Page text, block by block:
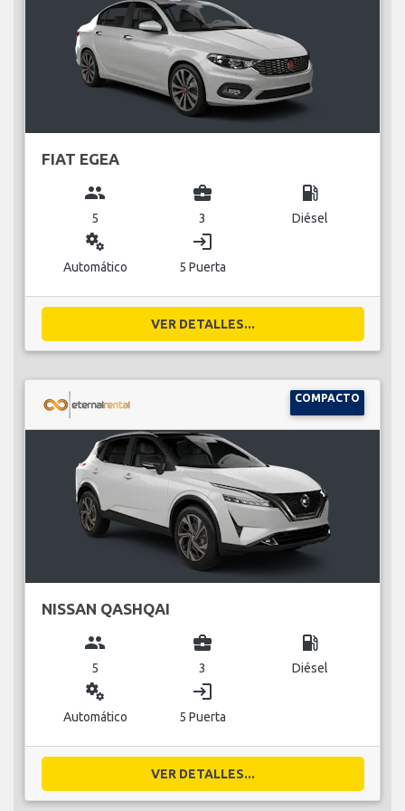
FIAT EGEA
group
5
business_center
3
local_gas_station
Diésel
miscellaneous_services
Automático
login
5 Puerta
VER DETALLES...
COMPACTO
NISSAN QASHQAI
group
5
business_center
3
local_gas_station
Diésel
miscellaneous_services
Automático
login
5 Puerta
VER DETALLES...